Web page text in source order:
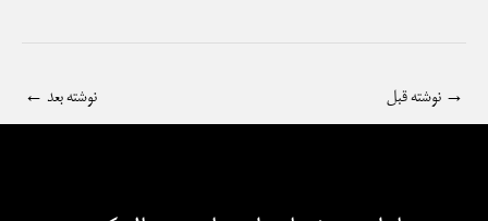
→ نوشته قبل نوشته بعد ←